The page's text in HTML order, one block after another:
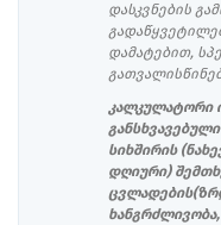
დასკვნების
დამატებით,
კალკულატორი
სიხშირის
დღიური)